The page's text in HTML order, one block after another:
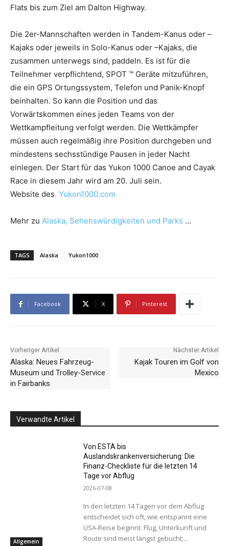
Flats bis zum Ziel am Dalton Highway.
Die 2er-Mannschaften werden in Tandem-Kanus oder –
Kajaks oder jeweils in Solo-Kanus oder –Kajaks, die
zusammen unterwegs sind, paddeln. Es ist für die
Teilnehmer verpflichtend, SPOT ™ Geräte mitzuführen,
die ein GPS Ortungssystem, Telefon und Panik-Knopf
beinhalten. So kann die Position und das
Vorwärtskommen eines jeden Teams von der
Wettkampfleitung verfolgt werden. Die Wettkämpfer
müssen auch regelmäßig ihre Position durchgeben und
mindestens sechsstündige Pausen in jeder Nacht
einlegen. Der Start für das Yukon 1000 Canoe and Cayak
Race in diesem Jahr wird am 20. Juli sein.
Website des Yukon1000.com
Mehr zu Alaska, Sehenswürdigkeiten und Parks …
TAGS Alaska Yukon1000
Facebook X Pinterest
Vorheriger Artikel
Alaska: Neues Fahrzeug-
Museum und Trolley-Service
in Fairbanks
Nächster Artikel
Kajak Touren im Golf von
Mexico
Verwandte Artikel
Allgemein
Von ESTA bis
Auslandskrankenversicherung: Die
Finanz-Checkliste für die letzten 14
Tage vor Abflug
2026-07-08
In den letzten 14 Tagen vor dem Abflug
entscheidet sich oft, wie entspannt eine
USA-Reise beginnt. Flug, Unterkunft und
Route sind meist längst gebucht;...